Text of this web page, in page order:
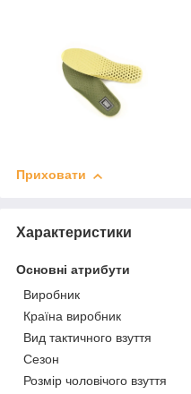
Приховати
Характеристики
Основні атрибути
Виробник
Країна виробник
Вид тактичного взуття
Сезон
Розмір чоловічого взуття